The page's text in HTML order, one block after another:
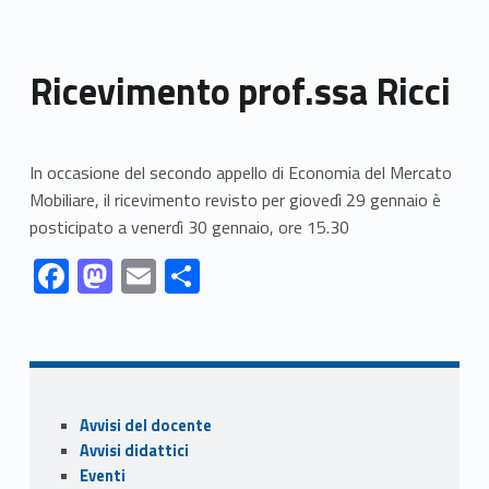
Ricevimento prof.ssa Ricci
In occasione del secondo appello di Economia del Mercato
Mobiliare, il ricevimento revisto per giovedì 29 gennaio è
posticipato a venerdì 30 gennaio, ore 15.30
Link identifier #identifier__60012-1
F
ac
b
o
o
Link identifier #identifier__44327-2 M
as
d
o
n
Link identifier #identifier__189568-3 E
m
l
Link identifier #identifier__55774-4 C
di
vi
Sidebar
Avvisi del docente
Avvisi didattici
Eventi